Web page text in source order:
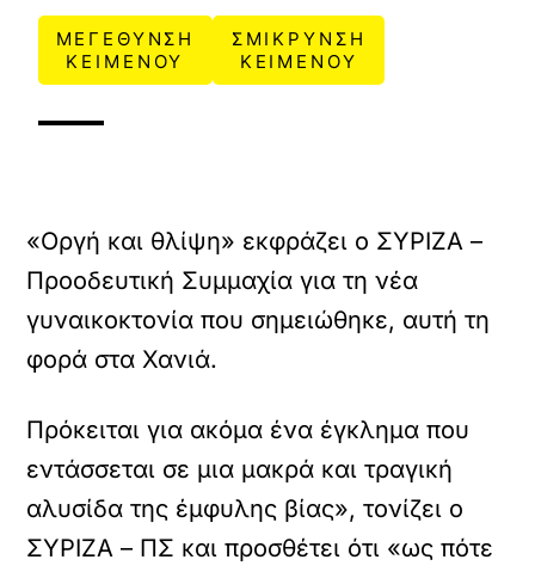
ΜΕΓΕΘΥΝΣΗ
ΚΕΙΜΕΝΟΥ
ΣΜΙΚΡΥΝΣΗ
ΚΕΙΜΕΝΟΥ
«Οργή και θλίψη» εκφράζει ο ΣΥΡΙΖΑ –
Προοδευτική Συμμαχία για τη νέα
γυναικοκτονία που σημειώθηκε, αυτή τη
φορά στα Χανιά.
Πρόκειται για ακόμα ένα έγκλημα που
εντάσσεται σε μια μακρά και τραγική
αλυσίδα της έμφυλης βίας», τονίζει ο
ΣΥΡΙΖΑ – ΠΣ και προσθέτει ότι «ως πότε